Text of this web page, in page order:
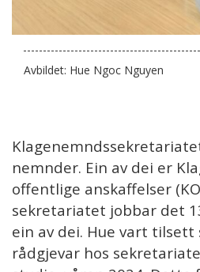
nemnder. Ein av dei er
offentlige anskaffelser
sekretariatet jobbar det
ein av dei. Hue vart tilsett
rådgjevar hos
Avbildet: Hue Ngoc Nguyen